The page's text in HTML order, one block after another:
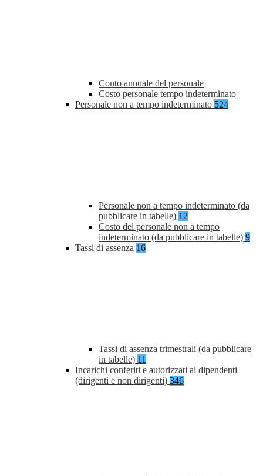
Conto annuale del personale
Costo personale tempo indeterminato
Personale non a tempo indeterminato 524
Personale non a tempo indeterminato (da
pubblicare in tabelle) 12
Costo del personale non a tempo
indeterminato (da pubblicare in tabelle) 9
Tassi di assenza 16
Tassi di assenza trimestrali (da pubblicare
in tabelle) 11
Incarichi conferiti e autorizzati ai dipendenti
(dirigenti e non dirigenti) 346